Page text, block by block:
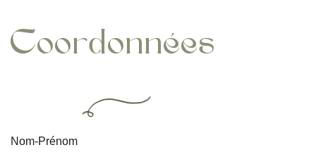
Coordonnées
Nom-Prénom